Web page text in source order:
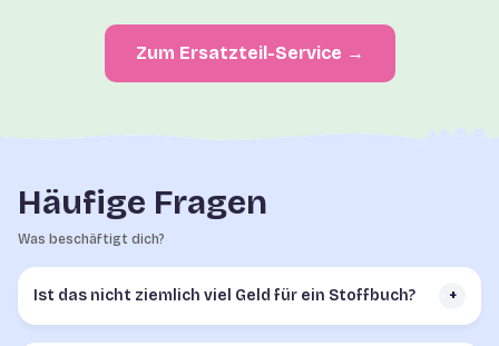
Zum Ersatzteil-Service →
Häufige Fragen
Was beschäftigt dich?
Ist das nicht ziemlich viel Geld für ein Stoffbuch? +